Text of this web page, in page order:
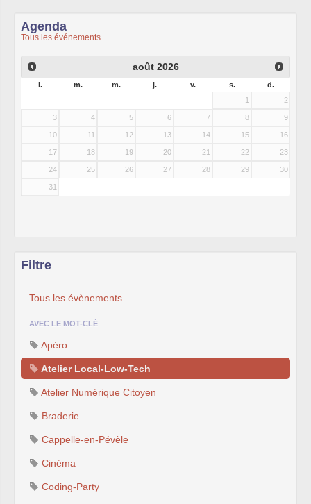
Agenda
Tous les événements
août 2026
l. m. m. j. v. s.
d.
1
2
3 4 5 6 7 8 9
10 11 12 13 14 15 16
17 18 19 20 21 22 23
24 25 26 27 28 29 30
31
Filtre
Tous les évènements
AVEC LE MOT-CLÉ
Apéro
Atelier Local-Low-Tech
Atelier Numérique Citoyen
Braderie
Cappelle-en-Pévèle
Cinéma
Coding-Party